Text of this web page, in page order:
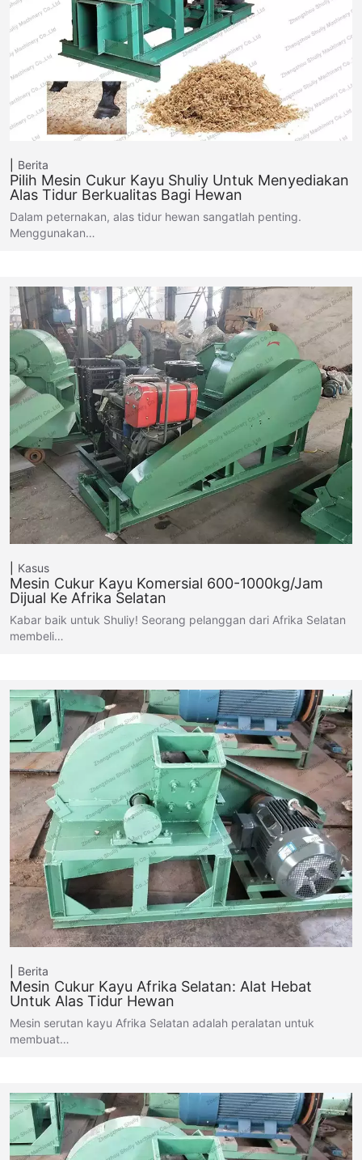
Berita
Pilih Mesin Cukur Kayu Shuliy Untuk Menyediakan
Alas Tidur Berkualitas Bagi Hewan
Dalam peternakan, alas tidur hewan sangatlah penting.
Menggunakan…
Kasus
Mesin Cukur Kayu Komersial 600-1000kg/jam
Dijual Ke Afrika Selatan
Kabar baik untuk Shuliy! Seorang pelanggan dari Afrika Selatan
membeli…
Berita
Mesin Cukur Kayu Afrika Selatan: Alat Hebat
Untuk Alas Tidur Hewan
Mesin serutan kayu Afrika Selatan adalah peralatan untuk
membuat…